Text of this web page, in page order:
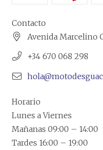
Contacto
Avenida Marcelino
+34 670 068 298
Horario
Lunes a Viernes
Mañanas 09:00 – 14:00
Tardes 16:00 – 19:00